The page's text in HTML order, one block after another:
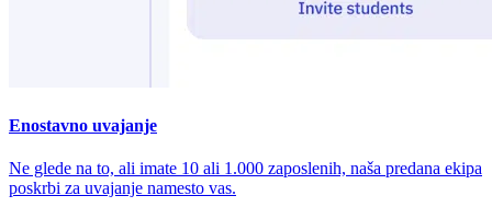
Enostavno uvajanje
Ne glede na to, ali imate 10 ali 1.000 zaposlenih, naša predana ekipa
poskrbi za uvajanje namesto vas.